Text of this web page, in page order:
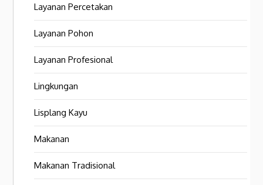
Layanan Percetakan
Layanan Pohon
Layanan Profesional
Lingkungan
Lisplang Kayu
Makanan
Makanan Tradisional